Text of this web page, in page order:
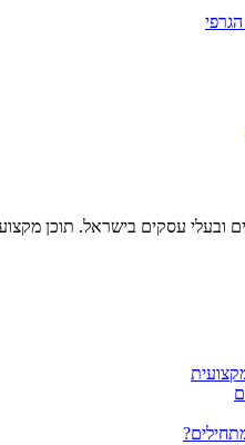
ובעלי עסקים בישראל. תוכן